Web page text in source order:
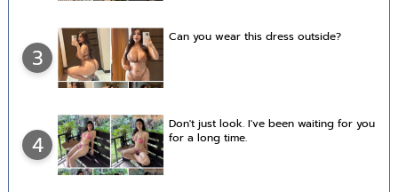
3
Can you wear this dress outside?
4
Don't just look. I've been waiting for you
for a long time.